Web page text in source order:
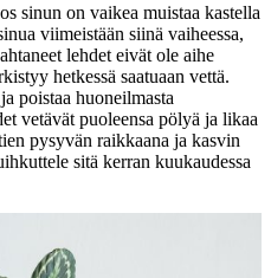
sinun on vaikea muistaa kastella
viimeistään siinä vaiheessa,
lehdet eivät ole aihe
hetkessä saatuaan vettä.
poistaa huoneilmasta
vetävät puoleensa pölyä ja likaa
pysyvän raikkaana ja kasvin
sitä kerran kuukaudessa